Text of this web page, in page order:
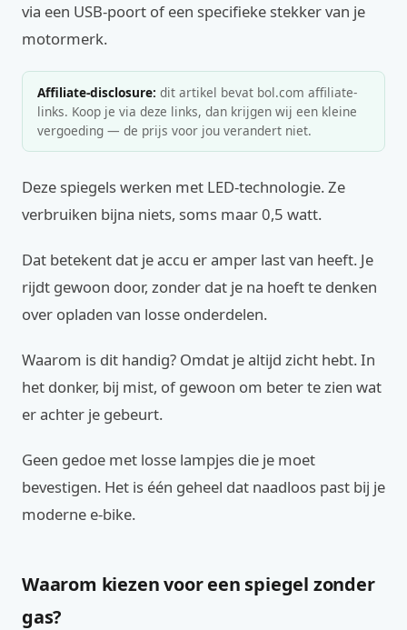
via een USB-poort of een specifieke stekker van je
motormerk.
Affiliate-disclosure: dit artikel bevat bol.com affiliate-
links. Koop je via deze links, dan krijgen wij een kleine
vergoeding — de prijs voor jou verandert niet.
Deze spiegels werken met LED-technologie. Ze
verbruiken bijna niets, soms maar 0,5 watt.
Dat betekent dat je accu er amper last van heeft. Je
rijdt gewoon door, zonder dat je na hoeft te denken
over opladen van losse onderdelen.
Waarom is dit handig? Omdat je altijd zicht hebt. In
het donker, bij mist, of gewoon om beter te zien wat
er achter je gebeurt.
Geen gedoe met losse lampjes die je moet
bevestigen. Het is één geheel dat naadloos past bij je
moderne e-bike.
Waarom kiezen voor een spiegel zonder
gas?